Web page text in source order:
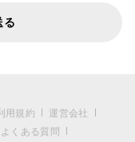
る
用規約
運営会社
よくある質問